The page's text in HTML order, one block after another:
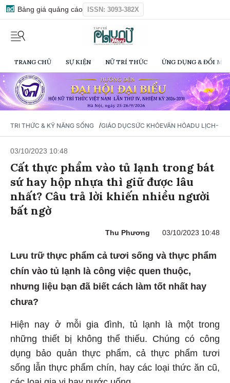
Bảng giá quảng cáo ISSN: 3093-382X
TRANG CHỦ SỰ KIỆN NỮ TRÍ THỨC ỨNG DỤNG & ĐỔI
TRI THỨC & KỸ NĂNG SỐNG /GIÁO DỤCSỨC KHỎEVĂN HÓADU LỊCH-
03/10/2023 10:48
Cất thực phẩm vào tủ lạnh trong bát
sứ hay hộp nhựa thì giữ được lâu
nhất? Câu trả lời khiến nhiều người
bất ngờ
Thu Phương 03/10/2023 10:48
Lưu trữ thực phẩm cả tươi sống và thực phẩm
chín vào tủ lạnh là công việc quen thuộc,
nhưng liệu bạn đã biết cách làm tốt nhất hay
chưa?
Hiện nay ở mỗi gia đình, tủ lạnh là một trong
những thiết bị không thể thiếu. Chúng có công
dụng bảo quản thực phẩm, cả thực phẩm tươi
sống lẫn thực phẩm chín, hay các loại thức ăn cũ,
các loại gia vị hay nước uống.